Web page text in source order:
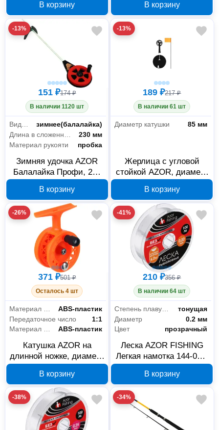
размер M 127-041
В корзину
036
В корзину
-13%
151 ₽174 ₽
В наличии 1120 шт
зимнее(балалайка)
230 мм
Материал рукояти
пробка
Зимняя удочка AZOR
Балалайка Профи, 285
В корзину
-13%
189 ₽217 ₽
В наличии 61 шт
Диаметр катушки 85 мм
Жерлица с угловой
стойкой AZOR, диаметр
В корзину
-26%
371 ₽501 ₽
Осталось 4 шт
ABS-пластик
Передаточное число
1:1
Материал шпули
ABS-пластик
Катушка AZOR на
длинной ножке, диаметр
В корзину
-41%
210 ₽356 ₽
В наличии 64 шт
Степень плавучести
тонущая
Диаметр
0.2 мм
Цвет
прозрачный
Леска AZOR FISHING
Легкая намотка 144-056,
В корзину
-38% -34%